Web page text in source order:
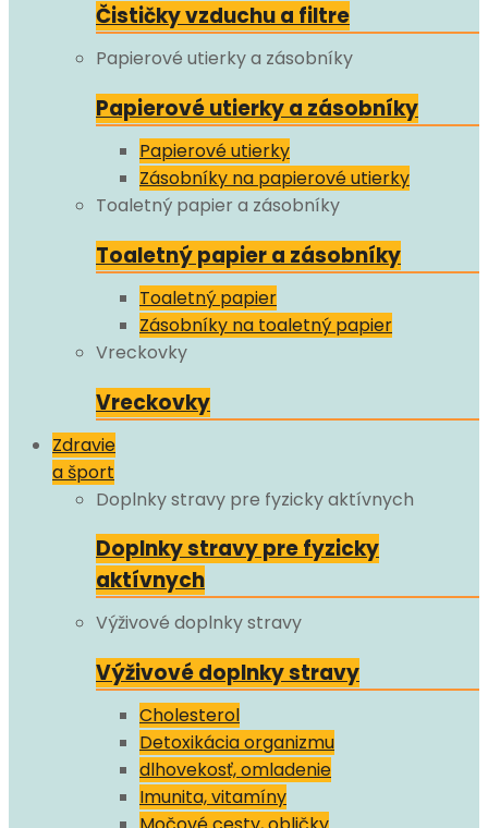
Čističky vzduchu a filtre
Papierové utierky a zásobníky
Papierové utierky a zásobníky
Papierové utierky
Zásobníky na papierové utierky
Toaletný papier a zásobníky
Toaletný papier a zásobníky
Toaletný papier
Zásobníky na toaletný papier
Vreckovky
Vreckovky
Zdravie
a šport
Doplnky stravy pre fyzicky aktívnych
Doplnky stravy pre fyzicky
aktívnych
Výživové doplnky stravy
Výživové doplnky stravy
Cholesterol
Detoxikácia organizmu
dlhovekosť, omladenie
Imunita, vitamíny